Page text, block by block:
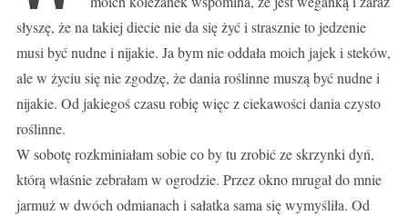
słyszę, że na takiej diecie nie da się żyć i strasznie to jedzenie
musi być nudne i nijakie. Ja bym nie oddała moich jajek i steków,
ale w życiu się nie zgodzę, że dania roślinne muszą być nudne i
nijakie. Od jakiegoś czasu robię więc z ciekawości dania czysto
roślinne.
W sobotę rozkminiałam sobie co by tu zrobić ze skrzynki dyń,
którą właśnie zebrałam w ogrodzie. Przez okno mrugał do mnie
jarmuż w dwóch odmianach i sałatka sama się wymyśliła. Od